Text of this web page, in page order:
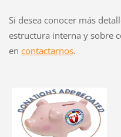
Si desea conocer más
estructura interna y sobre
en contactarnos.